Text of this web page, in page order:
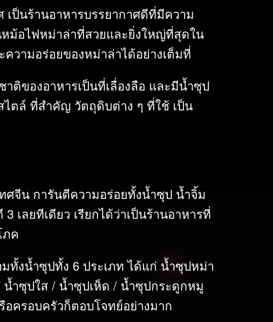
เป็นร้านอาหารบรรยากาศดีที่มีความ
หม้อไฟหม่าล่าที่สวยและยิ่งใหญ่ที่สุดใน
วามอร่อยของหม่าล่าได้อย่างเต็มที่
ติของอาหารเป็นที่เลื่องลือ และมีน้ำซุป
ตล์ ที่สำคัญ วัตถุดิบต่าง ๆ ที่ใช้ เป็น
ศจีน การันตีความอร่อยทั้งน้ำซุป น้ำจิ้ม
ลยทีเดียว เรียกได้ว่าเป็นร้านอาหารที่
ค
ทั้งน้ำซุปทั้ง 6 ประเภท ได้แก่ น้ำซุปหม่า
ำซุปใส / น้ำซุปเห็ด / น้ำซุปกระดูกหมู
ครอบครัวก็ตอบโจทย์อย่างมาก